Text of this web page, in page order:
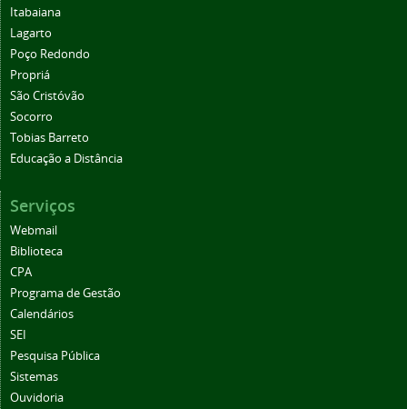
Itabaiana
Lagarto
Poço Redondo
Propriá
São Cristóvão
Socorro
Tobias Barreto
Educação a Distância
Serviços
Webmail
Biblioteca
CPA
Programa de Gestão
Calendários
SEI
Pesquisa Pública
Sistemas
Ouvidoria